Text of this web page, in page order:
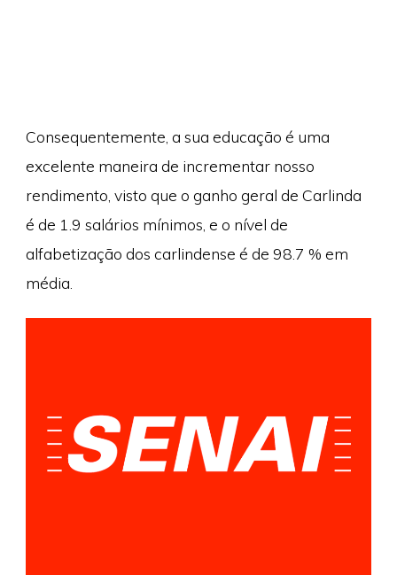
Consequentemente, a sua educação é uma
excelente maneira de incrementar nosso
rendimento, visto que o ganho geral de Carlinda
é de 1.9 salários mínimos, e o nível de
alfabetização dos carlindense é de 98.7 % em
média.